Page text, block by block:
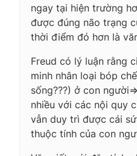
ngay tại hiện trường
được đúng não trạng
thời điểm đó hơn là
Freud có lý luận rằng
minh nhân loại bóp
sống???) ở con
nhiều với các nội
vẫn duy trì được cái
thuộc tính của con